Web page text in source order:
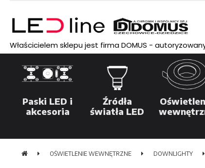
Właścicielem sklepu jest firma DOMUS -
Paski LED i
akcesoria
Źródła
światła LED
OŚWIETLENIE WEWNĘTRZNE DOWNLIGHTY